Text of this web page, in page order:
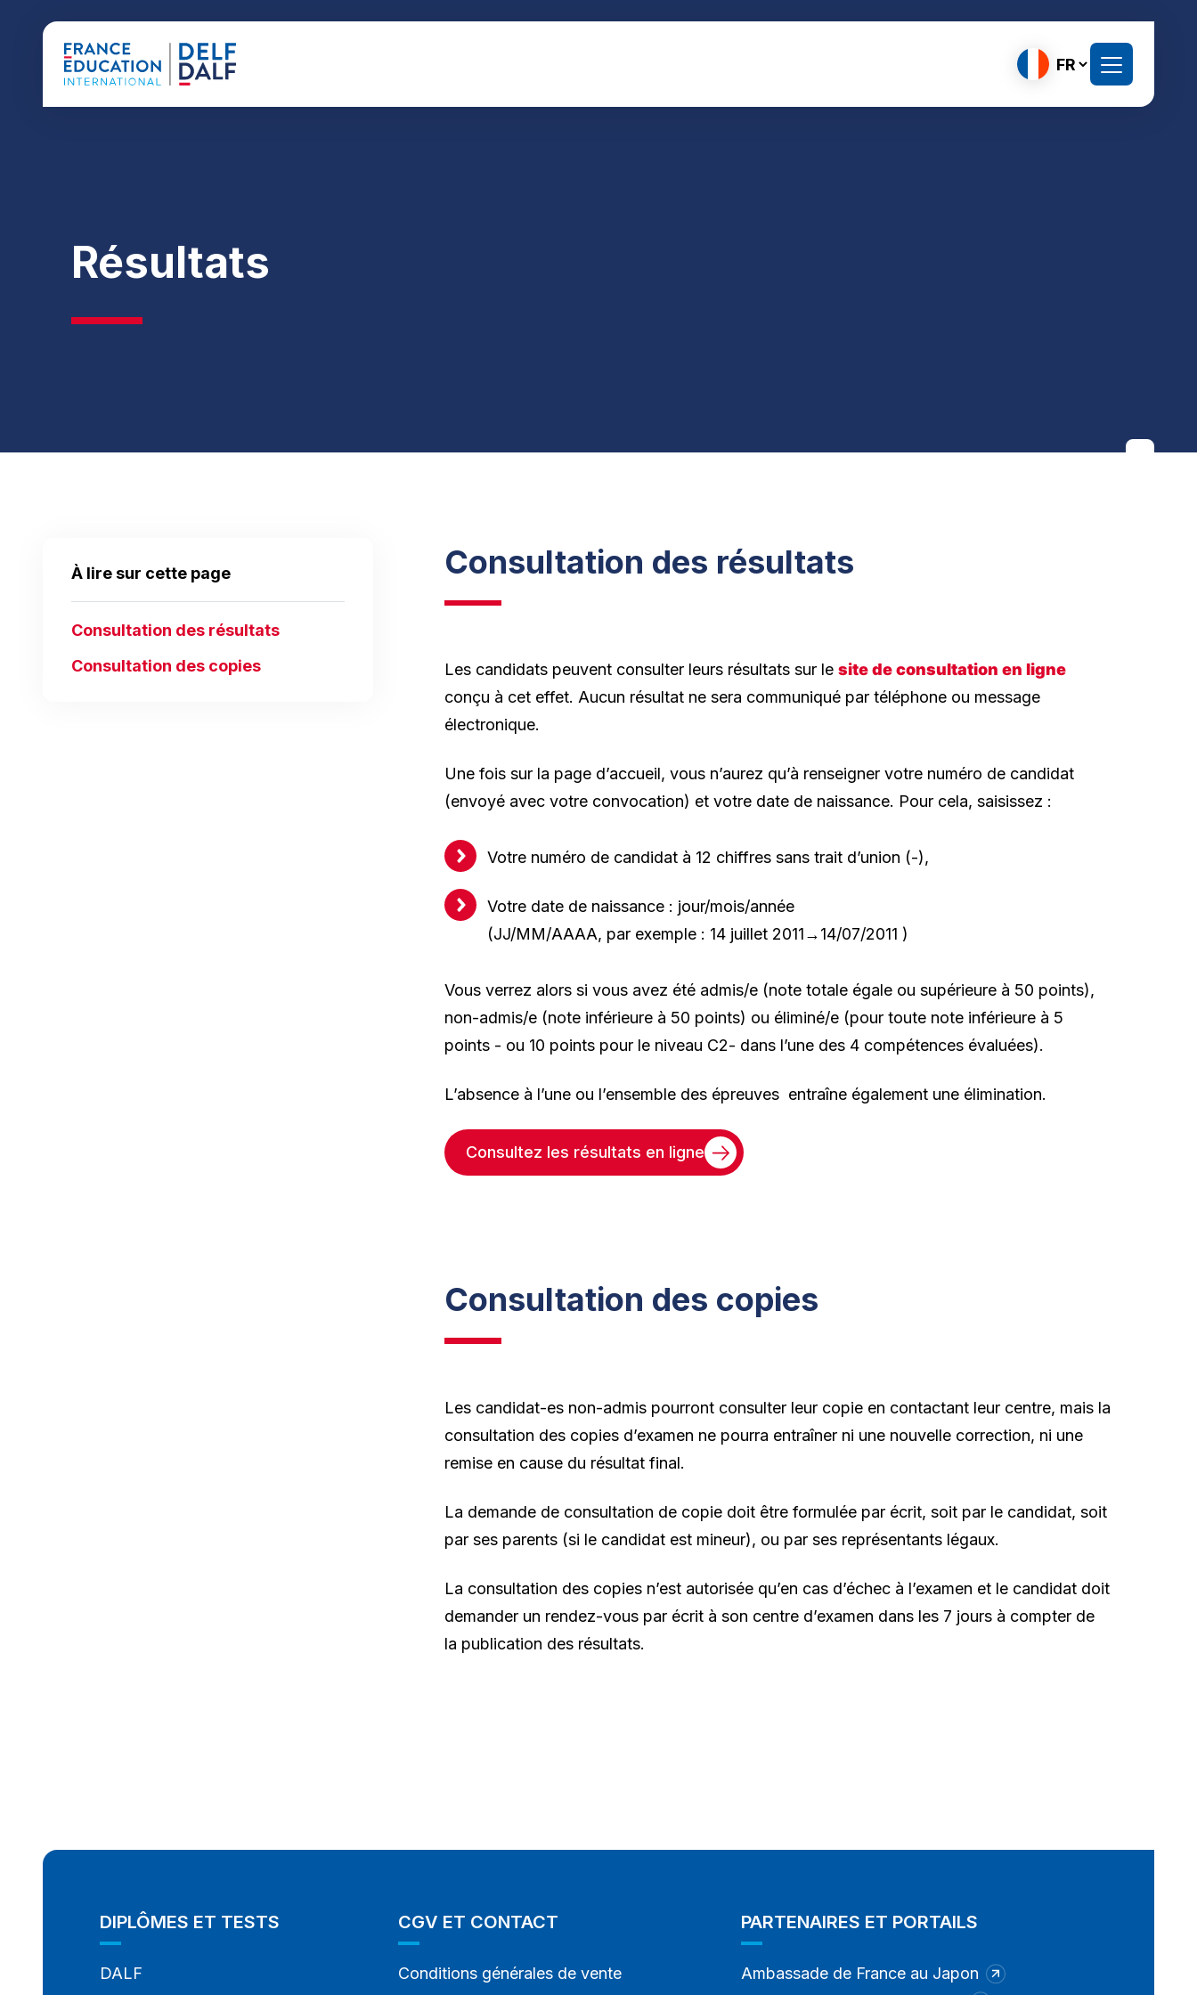
Choisir
une
Résultats
À lire sur cette page
Consultation des résultats
Consultation des copies
Consultation des résultats
Les candidats peuvent consulter leurs résultats sur lesite de consultation en ligne
conçu à cet effet. Aucun résultat ne sera communiqué par téléphone ou message
électronique.
Une fois sur la page d’accueil, vous n’aurez qu’à renseigner votre numéro de candidat
(envoyé avec votre convocation) et votre date de naissance. Pour cela, saisissez :
Votre numéro de candidat à 12 chiffres sans trait d’union (-),
Votre date de naissance : jour/mois/année
(JJ/MM/AAAA, par exemple : 14 juillet 2011→14/07/2011 )
Vous verrez alors si vous avez été admis/e (note totale égale ou supérieure à 50 points),
non-admis/e (note inférieure à 50 points) ou éliminé/e (pour toute note inférieure à 5
points - ou 10 points pour le niveau C2- dans l’une des 4 compétences évaluées).
L’absence à l’une ou l’ensemble des épreuves entraîne également une élimination.
Consultez les résultats en ligne
Consultation des copies
Les candidat-es non-admis pourront consulter leur copie en contactant leur centre, mais la
consultation des copies d’examen ne pourra entraîner ni une nouvelle correction, ni une
remise en cause du résultat final.
La demande de consultation de copie doit être formulée par écrit, soit par le candidat, soit
par ses parents (si le candidat est mineur), ou par ses représentants légaux.
La consultation des copies n’est autorisée qu’en cas d’échec à l’examen et le candidat doit
demander un rendez-vous par écrit à son centre d’examen dans les 7 jours à compter de
la publication des résultats.
DIPLÔMES ET TESTS
DALF
CGV ET CONTACT
Conditions générales de vente
PARTENAIRES ET PORTAILS
Ambassade de France au Japon